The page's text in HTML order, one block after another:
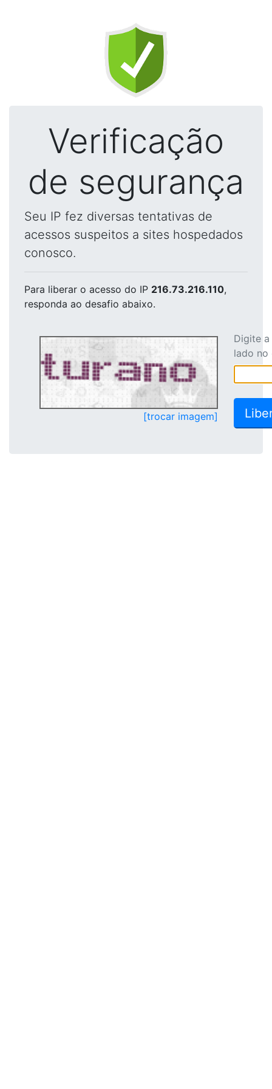
Verificação
de segurança
Seu IP fez diversas tentativas de
acessos suspeitos a sites hospedados
conosco.
Para liberar o acesso do IP 216.73.216.110,
responda ao desafio abaixo.
[trocar imagem]
Digite
lado no